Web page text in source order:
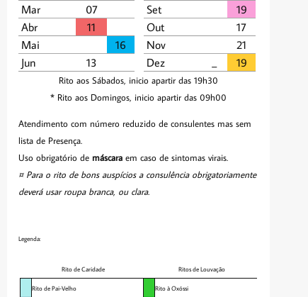
Mar
07 Set
19
Abr
11 Out
17
Mai
16 Nov
21
Jun
13 Dez 19
Rito aos Sábados, inicio apartir das 19h30
* Rito aos Domingos, inicio apartir das 09h00
Atendimento com número reduzido de consulentes mas sem
lista de Presença.
Uso obrigatório de máscara em caso de sintomas virais.
¤ Para o rito de bons auspícios a consulência obrigatoriamente
deverá usar roupa branca, ou clara.
Legenda:
Rito de Caridade Ritos de Louvação
Rito de Pai-Velho Rito à Oxóssi